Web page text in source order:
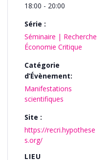
18:00 - 20:00
Série :
Séminaire | Recherche
Économie Critique
Catégorie
d’Évènement:
Manifestations
scientifiques
Site :
https://recri.hypothese
s.org/
LIEU